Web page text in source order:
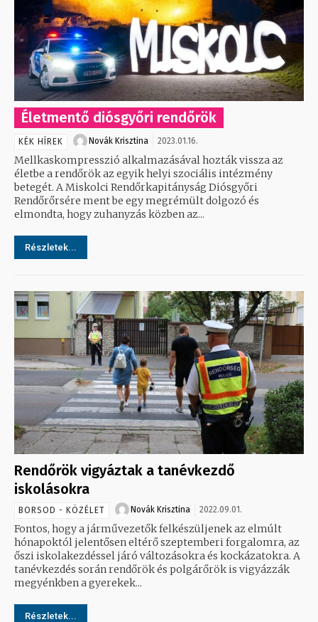
Életmentő diósgyőri rendőrök
KÉK HÍREK Novák Krisztina 2023.01.16.
Mellkaskompresszió alkalmazásával hozták vissza az
életbe a rendőrök az egyik helyi szociális intézmény
betegét. A Miskolci Rendőrkapitányság Diósgyőri
Rendőrőrsére ment be egy megrémült dolgozó és
elmondta, hogy zuhanyzás közben az...
Részletek...
Rendőrök vigyáztak a tanévkezdő
iskolásokra
BORSOD - KÖZÉLET Novák Krisztina 2022.09.01.
Fontos, hogy a járművezetők felkészüljenek az elmúlt
hónapoktól jelentősen eltérő szeptemberi forgalomra, az
őszi iskolakezdéssel járó változásokra és kockázatokra. A
tanévkezdés során rendőrök és polgárőrök is vigyázzák
megyénkben a gyerekek...
Részletek...